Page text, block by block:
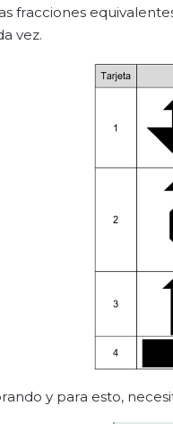
fracciones
vez.
y para esto,